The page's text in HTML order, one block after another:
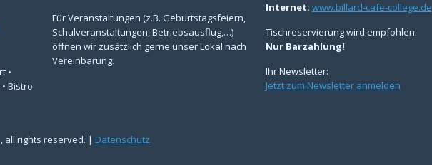
•
Bistro
Für Veranstaltungen (z.B. Geburtstagsfeiern,
Schulveranstaltungen, Betriebsausflug,…)
öffnen wir zusätzlich gerne unser Lokal nach
Vereinbarung.
Internet: www.billard-cafe-college.de
Tischreservierung wird empfohlen.
Nur Barzahlung!
Ihr Newsletter:
Jetzt zum Newsletter anmelden
all rights reserved. | Datenschutz